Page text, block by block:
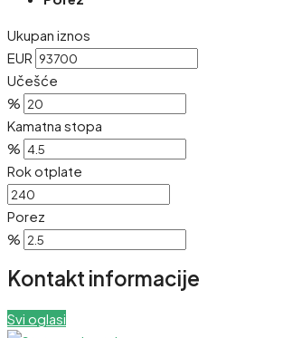
Ukupan iznos
EUR
Učešće
%
Kamatna stopa
%
Rok otplate
Porez
%
Kontakt informacije
Svi oglasi